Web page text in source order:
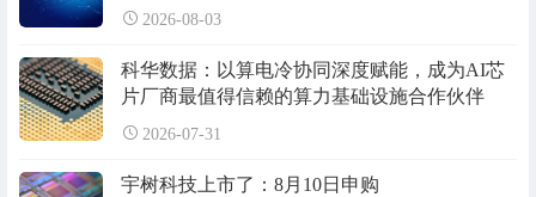
2026-08-03
科华数据：以算电冷协同深度赋能，成为AI芯
片厂商最值得信赖的算力基础设施合作伙伴
2026-07-31
宇树科技上市了：8月10日申购